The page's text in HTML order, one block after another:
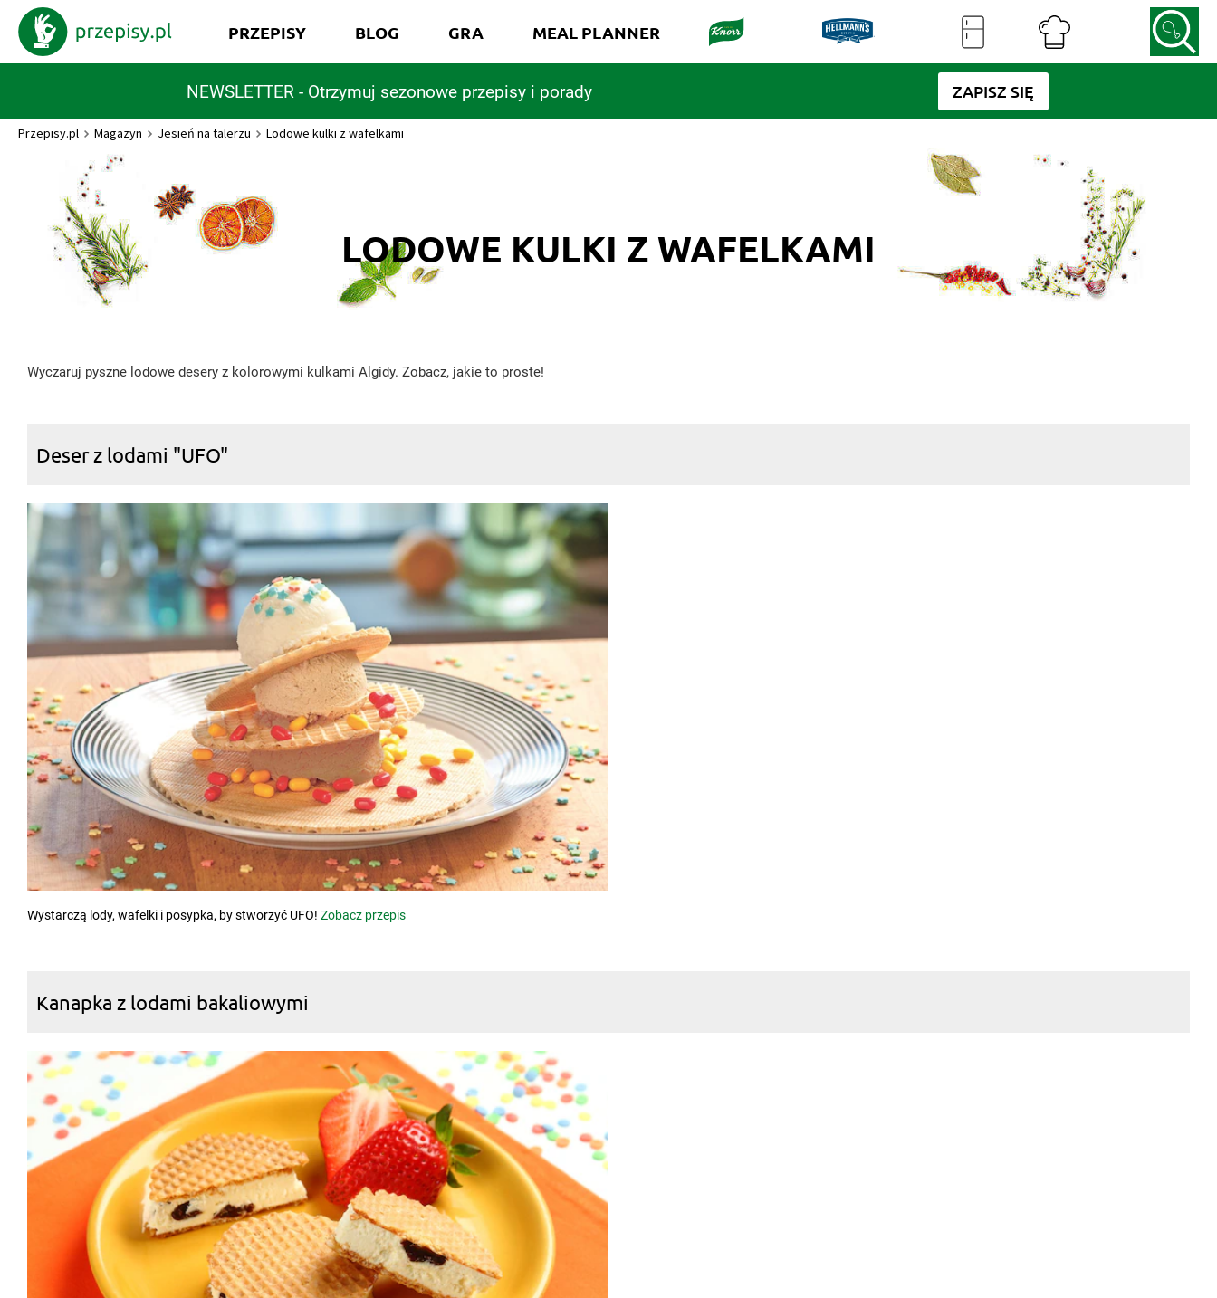
NEWSLETTER - Otrzymuj sezonowe przepisy i porady ZAPISZ SIĘ
PRZEPISY BLOG GRA MEAL PLANNER
Przepisy.pl Magazyn Jesień na talerzu Lodowe kulki z wafelkami
LODOWE KULKI Z WAFELKAMI
Wyczaruj pyszne lodowe desery z kolorowymi kulkami Algidy. Zobacz, jakie to proste!
Deser z lodami "UFO"
Wystarczą lody, wafelki i posypka, by stworzyć UFO! Zobacz przepis
Kanapka z lodami bakaliowymi